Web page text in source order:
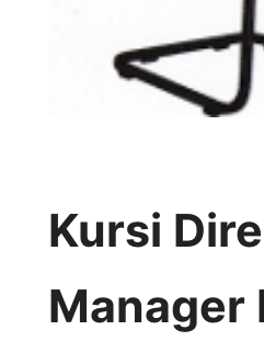
Kursi
Manager